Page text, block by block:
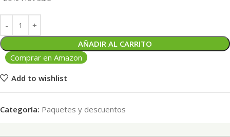
AÑADIR AL CARRITO
Comprar en Amazon
Add to wishlist
Categoría: Paquetes y descuentos